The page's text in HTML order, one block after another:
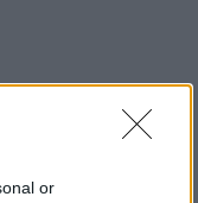
or
13:54